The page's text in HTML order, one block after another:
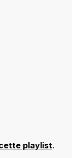
playlist.